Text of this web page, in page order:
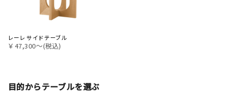
レーレ サイドテーブル
￥47,300〜(税込)
目的からテーブルを選ぶ